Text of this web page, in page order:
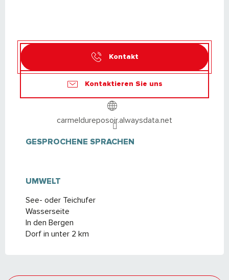
Kontakt
Kontaktieren Sie uns
carmeldureposoir.alwaysdata.net
GESPROCHENE SPRACHEN
GESPROCHENE SPRACHEN
UMWELT
UMWELT
See- oder Teichufer
Wasserseite
In den Bergen
Dorf in unter 2 km